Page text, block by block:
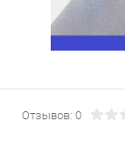
Отзывов: 0